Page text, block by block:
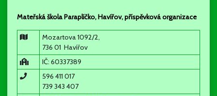
individuální a skupinová práce ve třídách
informativní schůzky nejsou povinné, vhodné pro rodiče
nových dětí, ale ráda se s Vámi všemi uvidím a vysvětlím
skutečnosti, které Vás zajímají.
Mateřská škola Paraplíčko, Havířov, příspěvková organizace
Mozartova 1092/2,
736 01 Havířov
IČ: 60337389
596 411 017
739 343 407